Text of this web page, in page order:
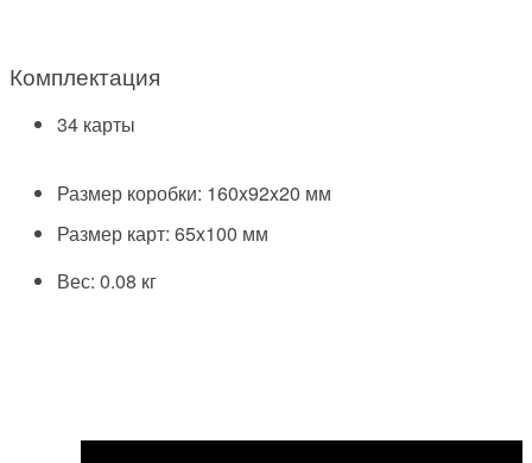
Комплектация
34 карты
Размер коробки: 160x92x20 мм
Размер карт: 65x100 мм
Вес: 0.08 кг